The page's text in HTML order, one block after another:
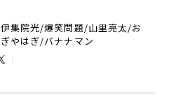
伊集院光/爆笑問題/山里亮太/お
ぎやはぎ/バナナマン